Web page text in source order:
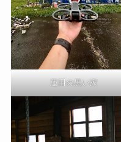
蓮田の黒い家